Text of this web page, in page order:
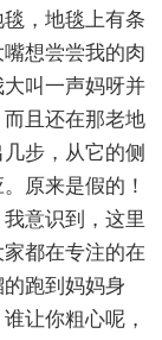
，地毯上有条
想尝尝我的肉
叫一声妈呀并
且还在那老地
步，从它的侧
原来是假的！
意识到，这里
都在专注的在
跑到妈妈身
让你粗心呢，